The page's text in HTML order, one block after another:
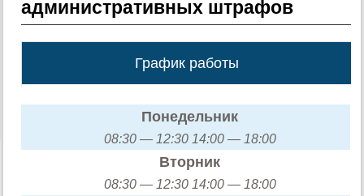
административных штрафов
График работы
Понедельник
08:30 — 12:30 14:00 — 18:00
Вторник
08:30 — 12:30 14:00 — 18:00